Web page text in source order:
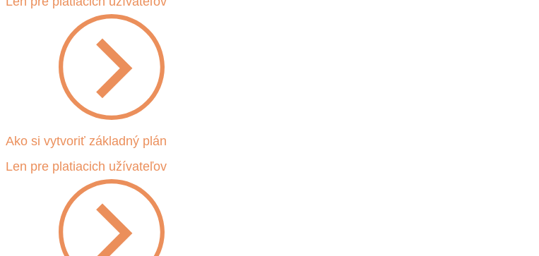
Ako si vytvoriť základný plán
Len pre platiacich užívateľov